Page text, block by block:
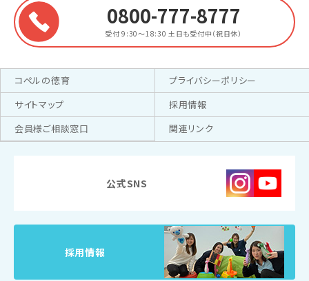
0800-777-8777
受付 9:30～18:30 土日も受付中（祝日休）
コペルの徳育
プライバシーポリシー
サイトマップ
採用情報
会員様ご相談窓口
関連リンク
公式SNS
採用情報